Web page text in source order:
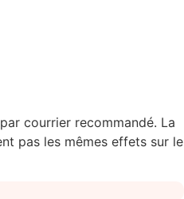
courrier recommandé. La
pas les mêmes effets sur le